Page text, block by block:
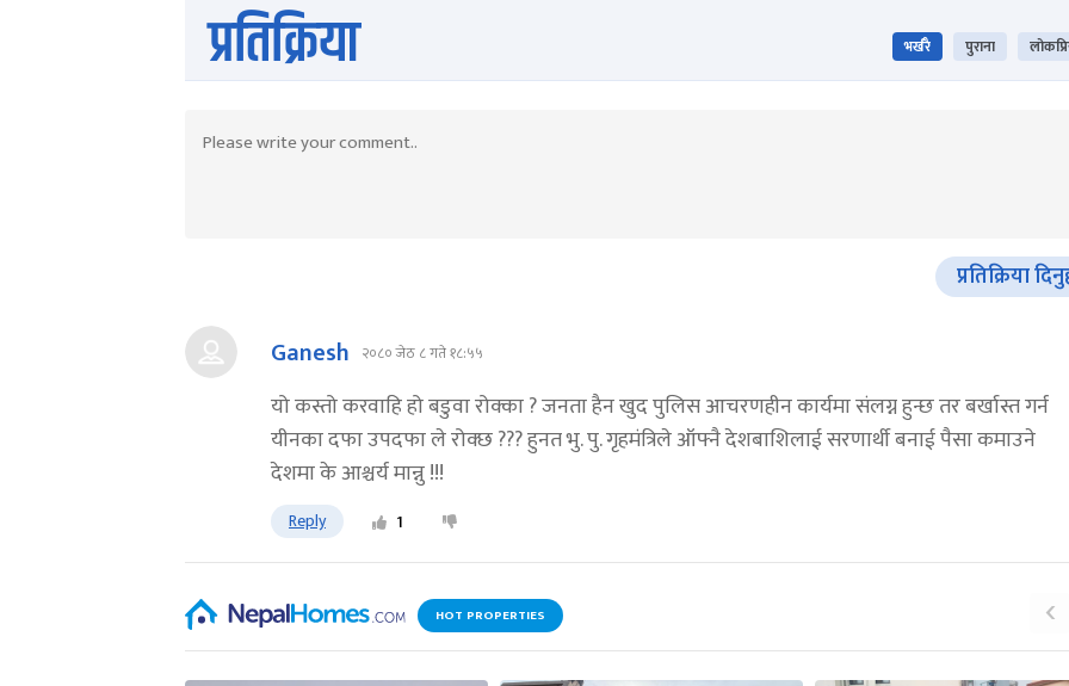
प्रतिक्रिया भर्खरै पुराना
प्रतिक्रिया
Ganesh २०८० जेठ ८ गते १८:५५
यो कस्तो करवाहि हो बडुवा रोक्का ? जनता हैन खुद पुलिस आचरणहीन कार्यमा संलग्न हुन्छ तर बर्खास्त गर्न
यीनका दफा उपदफा ले रोक्छ ??? हुनत भु. पु. गृहमंत्रिले ऑफ्नै देशबाशिलाई सरणार्थी बनाई पैसा कमाउने
देशमा के आश्चर्य मान्नु !!!
Reply 1
HOT PROPERTIES ‹